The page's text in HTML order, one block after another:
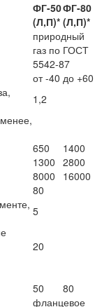
ФГ-50
(Л,П)*
ФГ-80
(Л,П)*
природный
газ по ГОСТ
5542-87
от -40 до +60
1,2
650
1400
1300 2800
8000
16000
80
5
20
50
80
фланцевое